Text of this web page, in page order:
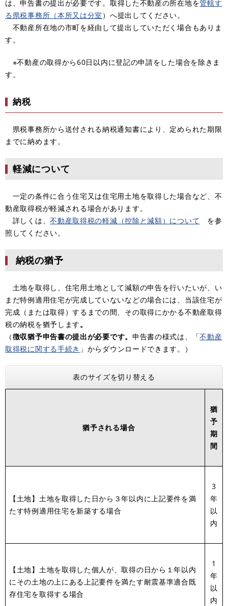
は、申告書の提出が必要です。取得した不動産の所在地を管轄す
る県税事務所（本所又は分室 ）へ提出してください。
不動産所在地の市町を経由して提出していただく場合もありま
す。
※不動産の取得から60日以内に登記の申請をした場合を除きま
す。
納税
県税事務所から送付される納税通知書により、定められた期限
までに納めます。
軽減について
一定の条件に合う住宅又は住宅用土地を取得した場合など、不
動産取得税が軽減される場合があります。
詳しくは、不動産取得税の軽減（控除と減額）について を参
照してください。
納税の猶予
土地を取得し、住宅用土地として減額の申告を行いたいが、い
まだ特例適用住宅が完成していないなどの場合には、当該住宅が
完成（または取得）するまでの間、その取得にかかる不動産取得
税の納税を猶予します。
（徴収猶予申告書の提出が必要です。 申告書の様式は、「不動産
取得税に関する手続き 」からダウンロードできます。）
表のサイズを切り替える
猶予される場合
猶
予
期
間
【土地】土地を取得した日から３年以内に上記要件を満
たす特例適用住宅を新築する場合
3
年
以
内
【土地】土地を取得した個人が、取得の日から１年以内
にその土地の上にある上記要件を満たす耐震基準適合既
存住宅を取得する場合
1
年
以
内